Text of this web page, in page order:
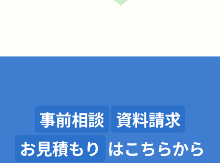
事前相談 資料請求
お見積もり はこちらから